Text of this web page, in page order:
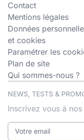
Contact
Mentions légales
Données
et cookies
Paramétrer les
Plan de site
Qui sommes-nous ?
NEWS, TESTS &
Inscrivez vous à